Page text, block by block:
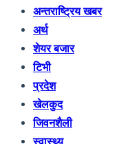
अन्तराष्ट्रिय खबर
अर्थ
शेयर बजार
टिभी
प्रदेश
खेलकुद
जिवनशैली
स्वास्थ्य